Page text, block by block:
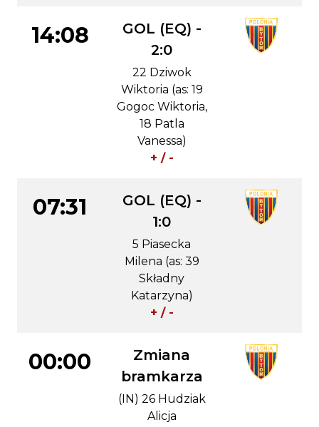
14:08
GOL (EQ) -
2:0
22 Dziwok
Wiktoria (as: 19
Gogoc Wiktoria,
18 Patla
Vanessa)
+ / -
07:31
GOL (EQ) -
1:0
5 Piasecka
Milena (as: 39
Składny
Katarzyna)
+ / -
00:00
Zmiana
bramkarza
(IN) 26 Hudziak
Alicja